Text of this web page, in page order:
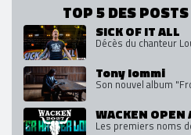
TOP 5 DES
SICK OF IT ALL
Décès du chanteur
Tony Iommi
Son nouvel album
WACKEN OPEN
Les premiers noms